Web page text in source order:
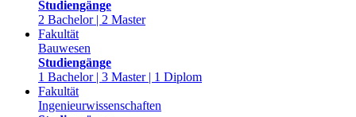
Studiengänge
2 Bachelor | 2 Master
Fakultät
Bauwesen
Studiengänge
1 Bachelor | 3 Master | 1 Diplom
Fakultät
Ingenieurwissenschaften